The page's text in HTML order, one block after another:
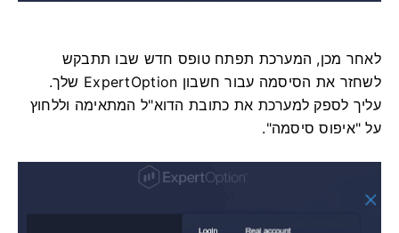
לאחר מכן, המערכת תפתח טופס חדש שבו תתבקש
לשחזר את הסיסמה עבור חשבון ExpertOption שלך.
עליך לספק למערכת את כתובת הדוא"ל המתאימה וללחוץ
על "איפוס סיסמה".